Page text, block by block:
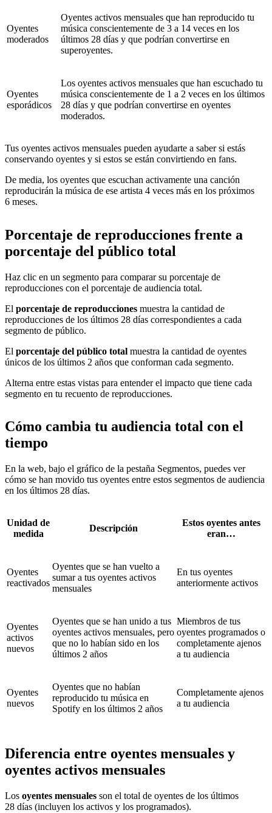
Oyentes
moderados
Oyentes activos mensuales que han reproducido tu
música conscientemente de 3 a 14 veces en los
últimos 28 días y que podrían convertirse en
superoyentes.
Oyentes
esporádicos
Los oyentes activos mensuales que han escuchado tu
música conscientemente de 1 a 2 veces en los últimos
28 días y que podrían convertirse en oyentes
moderados.
Tus oyentes activos mensuales pueden ayudarte a saber si estás
conservando oyentes y si estos se están convirtiendo en fans.
De media, los oyentes que escuchan activamente una canción
reproducirán la música de ese artista 4 veces más en los próximos
6 meses.
Porcentaje de reproducciones frente a
porcentaje del público total
Haz clic en un segmento para comparar su porcentaje de
reproducciones con el porcentaje de audiencia total.
El porcentaje de reproducciones muestra la cantidad de
reproducciones de los últimos 28 días correspondientes a cada
segmento de público.
El porcentaje del público total muestra la cantidad de oyentes
únicos de los últimos 2 años que conforman cada segmento.
Alterna entre estas vistas para entender el impacto que tiene cada
segmento en tu recuento de reproducciones.
Cómo cambia tu audiencia total con el
tiempo
En la web, bajo el gráfico de la pestaña Segmentos, puedes ver
cómo se han movido tus oyentes entre estos segmentos de audiencia
en los últimos 28 días.
Unidad de
medida
Descripción
Estos oyentes antes
eran…
Oyentes
reactivados
Oyentes que se han vuelto a
sumar a tus oyentes activos
mensuales
En tus oyentes
anteriormente activos
Oyentes
activos
nuevos
Oyentes que se han unido a tus
oyentes activos mensuales, pero
que no lo habían sido en los
últimos 2 años
Miembros de tus
oyentes programados o
completamente ajenos
a tu audiencia
Oyentes
nuevos
Oyentes que no habían
reproducido tu música en
Spotify en los últimos 2 años
Completamente ajenos
a tu audiencia
Diferencia entre oyentes mensuales y
oyentes activos mensuales
Los oyentes mensuales son el total de oyentes de los últimos
28 días (incluyen los activos y los programados).